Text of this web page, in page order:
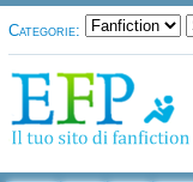
Categorie: